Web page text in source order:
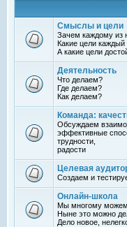
Смыслы и цели
Зачем каждому из
Какие цели
А какие цели
Деятельность
Что делаем?
Где делаем?
Как делаем?
Команда:
Обсуждаем
эффективные
трудности,
радости
Целевая
Создаем и
Онлайн-школа
Мы многому можем
Ныне это можно
Дело новое,